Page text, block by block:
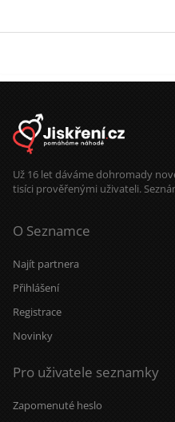
Už 16 let dáváme dohromady
tisíci prověřenými uživateli.
O Seznamce
Najít partnera
Přihlášení
Registrace
Novinky
Pro uživatele seznamky
Zapomenuté heslo